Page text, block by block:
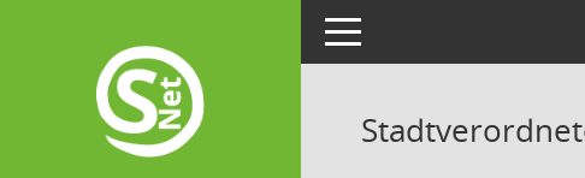
Toggle navigation